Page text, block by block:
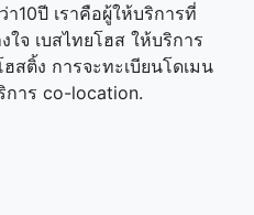
10ปี เราคือผู้ให้บริการที่
จ เบสไทยโฮส ให้บริการ
สติ้ง การจะทะเบียนโดเมน
การ co-location.